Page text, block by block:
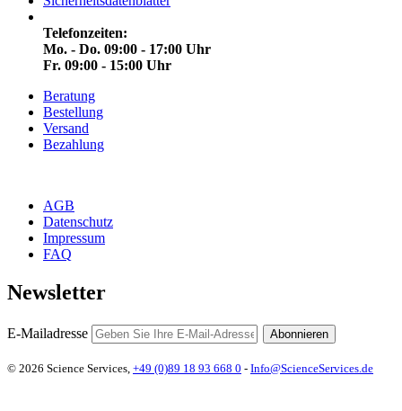
Telefonzeiten:
Mo. - Do. 09:00 - 17:00 Uhr
Fr. 09:00 - 15:00 Uhr
Beratung
Bestellung
Versand
Bezahlung
AGB
Datenschutz
Impressum
FAQ
Newsletter
E-Mailadresse Abonnieren
© 2026 Science Services, +49 (0)89 18 93 668 0 - Info@ScienceServices.de